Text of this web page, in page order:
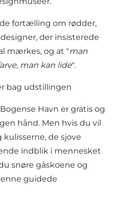
fortælling om rødder,
der insisterede
mærkes, og at "man
man kan lide".
bag udstillingen
Havn er gratis og
hånd. Men hvis du vil
de sjove
indblik i mennesket
snøre gåskoene og
guidede